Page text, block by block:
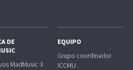
DE
MadMusic 3
EQUIPO
Grupo coordinador
ICCMU